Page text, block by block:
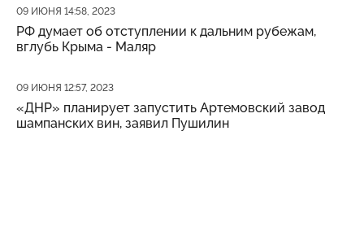
Дата публикации
09 ИЮНЯ 14:58, 2023
РФ думает об отступлении к дальним рубежам,
вглубь Крыма - Маляр
Дата публикации
09 ИЮНЯ 12:57, 2023
«ДНР» планирует запустить Артемовский завод
шампанских вин, заявил Пушилин